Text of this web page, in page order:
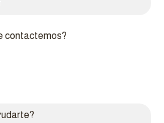
contactemos?